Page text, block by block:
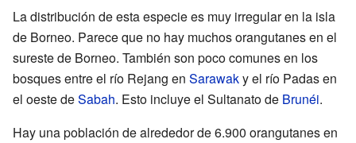
La distribución de esta especie es muy irregular en la isla
de Borneo. Parece que no hay muchos orangutanes en el
sureste de Borneo. También son poco comunes en los
bosques entre el río Rejang en Sarawaky el río Padas en
el oeste deSabah. Esto incluye el Sultanato de Brunéi.
Hay una población de alrededor de 6.900 orangutanes en